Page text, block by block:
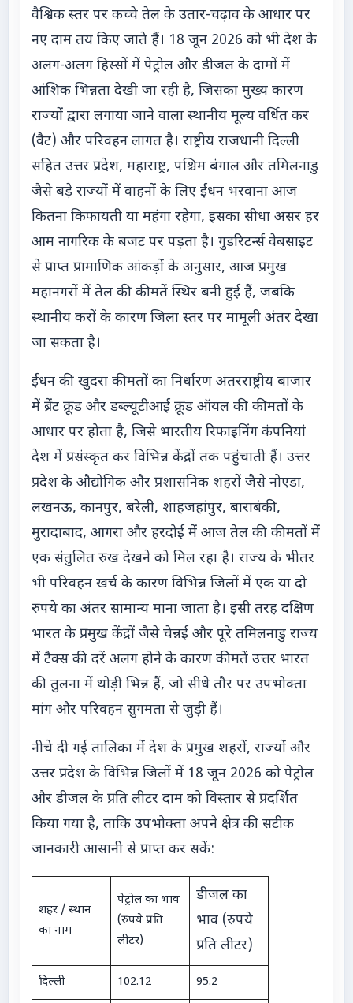
वैश्विक स्तर पर कच्चे तेल के उतार-चढ़ाव के आधार पर
नए दाम तय किए जाते हैं। 18 जून 2026 को भी देश के
अलग-अलग हिस्सों में पेट्रोल और डीजल के दामों में
आंशिक भिन्नता देखी जा रही है, जिसका मुख्य कारण
राज्यों द्वारा लगाया जाने वाला स्थानीय मूल्य वर्धित कर
(वैट) और परिवहन लागत है। राष्ट्रीय राजधानी दिल्ली
सहित उत्तर प्रदेश, महाराष्ट्र, पश्चिम बंगाल और तमिलनाडु
जैसे बड़े राज्यों में वाहनों के लिए ईंधन भरवाना आज
कितना किफायती या महंगा रहेगा, इसका सीधा असर हर
आम नागरिक के बजट पर पड़ता है। गुडरिटर्न्स वेबसाइट
से प्राप्त प्रामाणिक आंकड़ों के अनुसार, आज प्रमुख
महानगरों में तेल की कीमतें स्थिर बनी हुई हैं, जबकि
स्थानीय करों के कारण जिला स्तर पर मामूली अंतर देखा
जा सकता है।
ईंधन की खुदरा कीमतों का निर्धारण अंतरराष्ट्रीय बाजार
में ब्रेंट क्रूड और डब्ल्यूटीआई क्रूड ऑयल की कीमतों के
आधार पर होता है, जिसे भारतीय रिफाइनिंग कंपनियां
देश में प्रसंस्कृत कर विभिन्न केंद्रों तक पहुंचाती हैं। उत्तर
प्रदेश के औद्योगिक और प्रशासनिक शहरों जैसे नोएडा,
लखनऊ, कानपुर, बरेली, शाहजहांपुर, बाराबंकी,
मुरादाबाद, आगरा और हरदोई में आज तेल की कीमतों में
एक संतुलित रुख देखने को मिल रहा है। राज्य के भीतर
भी परिवहन खर्च के कारण विभिन्न जिलों में एक या दो
रुपये का अंतर सामान्य माना जाता है। इसी तरह दक्षिण
भारत के प्रमुख केंद्रों जैसे चेन्नई और पूरे तमिलनाडु राज्य
में टैक्स की दरें अलग होने के कारण कीमतें उत्तर भारत
की तुलना में थोड़ी भिन्न हैं, जो सीधे तौर पर उपभोक्ता
मांग और परिवहन सुगमता से जुड़ी हैं।
नीचे दी गई तालिका में देश के प्रमुख शहरों, राज्यों और
उत्तर प्रदेश के विभिन्न जिलों में 18 जून 2026 को पेट्रोल
और डीजल के प्रति लीटर दाम को विस्तार से प्रदर्शित
किया गया है, ताकि उपभोक्ता अपने क्षेत्र की सटीक
जानकारी आसानी से प्राप्त कर सकें:
शहर / स्थान
का नाम
पेट्रोल का भाव
(रुपये प्रति
लीटर)
डीजल का
भाव (रुपये
प्रति लीटर)
दिल्ली 102.12 95.2